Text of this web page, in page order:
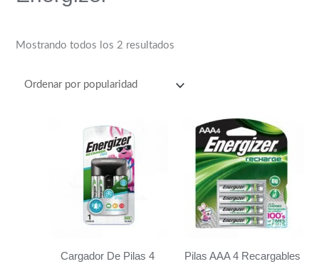
Mostrando todos los 2 resultados
Cargador De Pilas 4
Pilas AAA 4 Recargables